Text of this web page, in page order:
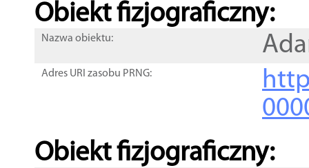
Obiekt fizjograficzny:
Nazwa obiektu:
Adres URI zasobu PRNG:
Obiekt fizjograficzny: